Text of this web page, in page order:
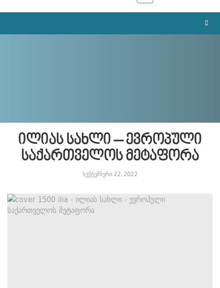
ილიას სახლი – ევროპული
საქართველოს მეტაფორა
სექტემბერი 22, 2022